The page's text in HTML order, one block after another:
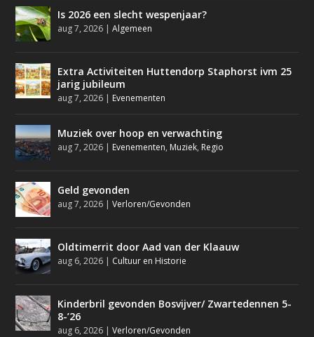
Is 2026 een slecht wespenjaar?
aug 7, 2026 |Algemeen
Extra Activiteiten Huttendorp Staphorst ivm 25
jarig jubileum
aug 7, 2026 | Evenementen
Muziek over hoop en verwachting
aug 7, 2026 | Evenementen, Muziek, Regio
Geld gevonden
aug 7, 2026 |Verloren/Gevonden
Oldtimerrit door Aad van der Klaauw
aug 6, 2026 | Cultuur en Historie
Kinderbril gevonden Bosvijver/ Zwartedennen 5-
8-’26
aug 6, 2026 |Verloren/Gevonden